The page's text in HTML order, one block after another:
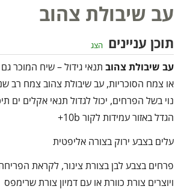
עב שיבולת צהוב
תוכן עניינים הצג
עב שיבולת צהוב תנאי גידול – שיח המוכר
או צמח הסוכריות, עב שיבולת צהוב צמח רב
נוי בשל הפרחים, יכול לגדול תנאי אקלים ים
הגדל באזור עמידות לקור 10b+
עלים בצבע ירוק בצורה אליפטית
פרחים בצבע לבן בצורת צינור, לקראת הפריחה
ויוצרים צורת כוורת או עם דמיון צורת שרימפס